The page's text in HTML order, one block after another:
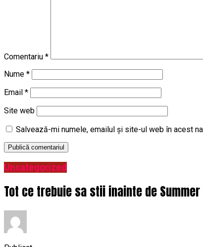
Comentariu *
Nume *
Email *
Site web
Salvează-mi numele, emailul și site-ul web în acest
Uncategorized
Tot ce trebuie sa stii inainte de